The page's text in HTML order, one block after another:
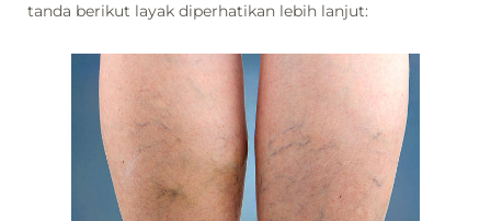
tanda berikut layak diperhatikan lebih lanjut: